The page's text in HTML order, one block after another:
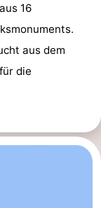
16
aus dem
die